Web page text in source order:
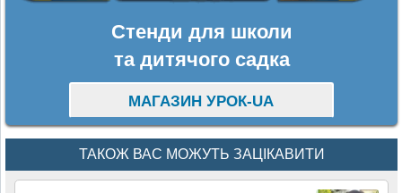
Стенди для школи
та дитячого садка
МАГАЗИН УРОК-UA
ТАКОЖ ВАС МОЖУТЬ ЗАЦІКАВИТИ